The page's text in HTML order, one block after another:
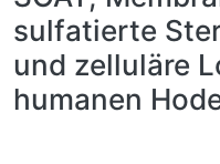
sulfatierte
und zelluläre
humanen